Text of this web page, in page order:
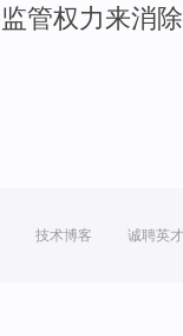
监管权力来消除
技术博客 诚聘英才